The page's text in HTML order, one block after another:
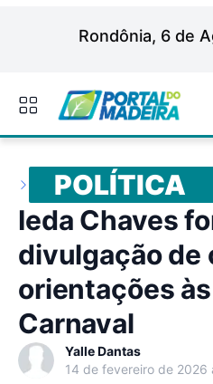
Rondônia, 6 de
POLÍTICA
Ieda Chaves
divulgação de
orientações
Carnaval
Yalle Dantas
14 de fevereiro de 2026